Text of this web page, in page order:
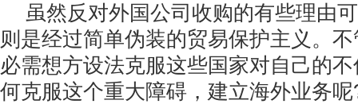
虽然反对外国公司收购的有些理由
则是经过简单伪装的贸易保护主义。
必需想方设法克服这些国家对自己的
何克服这个重大障碍，建立海外业务呢